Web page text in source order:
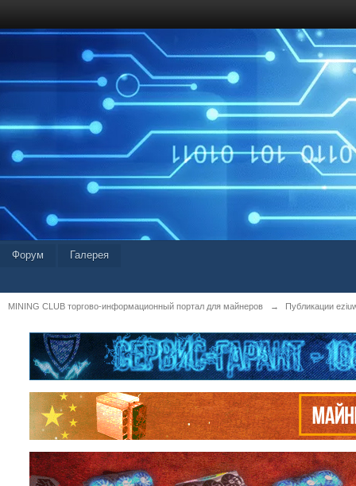
Форум Галерея
MINING CLUB торгово-информационный портал для майнеров → Публикации